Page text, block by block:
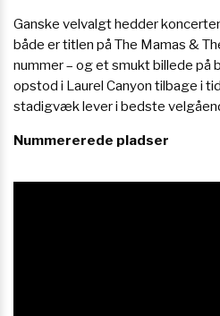
Ganske velvalgt hedder
både er titlen på The Mamas &
nummer – og et smukt billede på
opstod i Laurel Canyon tilbage i
stadigvæk lever i bedste
Nummererede pladser